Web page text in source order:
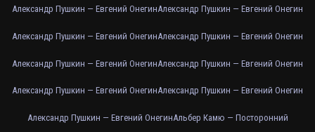
Александр Пушкин — Евгений ОнегинАлександр Пушкин — Евгений Онегин
Александр Пушкин — Евгений ОнегинАлександр Пушкин — Евгений Онегин
Александр Пушкин — Евгений ОнегинАлександр Пушкин — Евгений Онегин
Александр Пушкин — Евгений ОнегинАлександр Пушкин — Евгений Онегин
Александр Пушкин — Евгений ОнегинАльбер Камю — Посторонний